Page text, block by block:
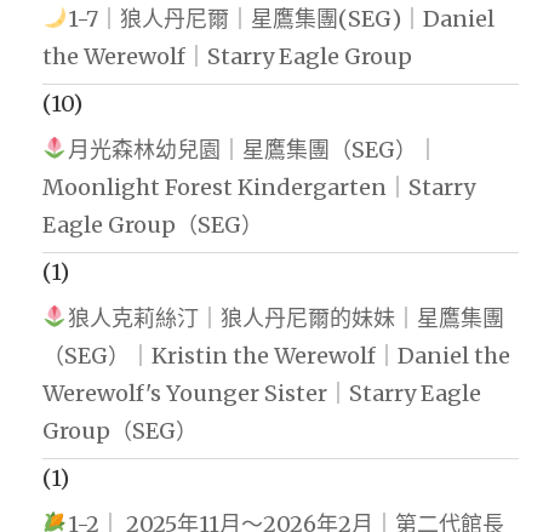
1-7｜狼人丹尼爾｜星鷹集團(SEG)｜Daniel
the Werewolf｜Starry Eagle Group
(10)
月光森林幼兒園｜星鷹集團（SEG）｜
Moonlight Forest Kindergarten｜Starry
Eagle Group（SEG）
(1)
狼人克莉絲汀｜狼人丹尼爾的妹妹｜星鷹集團
（SEG）｜Kristin the Werewolf｜Daniel the
Werewolf's Younger Sister｜Starry Eagle
Group（SEG）
(1)
1-2｜ 2025年11月～2026年2月｜第二代館長